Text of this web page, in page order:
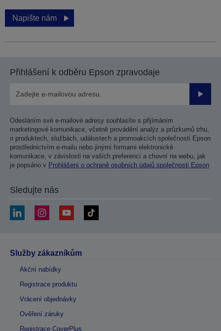
Napište nám
Přihlášení k odběru Epson zpravodaje
Odesláním své e-mailové adresy souhlasíte s přijímáním
marketingové komunikace, včetně provádění analýz a průzkumů trhu,
o produktech, službách, událostech a promoakcích společnosti Epson
prostřednictvím e-mailu nebo jinými formami elektronické
komunikace, v závislosti na vašich preferencí a chovní na webu, jak
je popsáno v Prohlášení o ochraně osobních údajů společnosti Epson
Sledujte nás
Služby zákazníkům
Akční nabídky
Registrace produktu
Vrácení objednávky
Ověření záruky
Registrace CoverPlus